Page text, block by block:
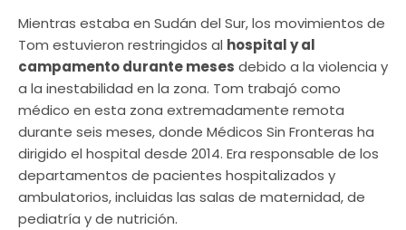
Mientras estaba en Sudán del Sur, los movimientos de
Tom estuvieron restringidos al hospital y al
campamento durante meses debido a la violencia y
a la inestabilidad en la zona. Tom trabajó como
médico en esta zona extremadamente remota
durante seis meses, donde Médicos Sin Fronteras ha
dirigido el hospital desde 2014. Era responsable de los
departamentos de pacientes hospitalizados y
ambulatorios, incluidas las salas de maternidad, de
pediatría y de nutrición.